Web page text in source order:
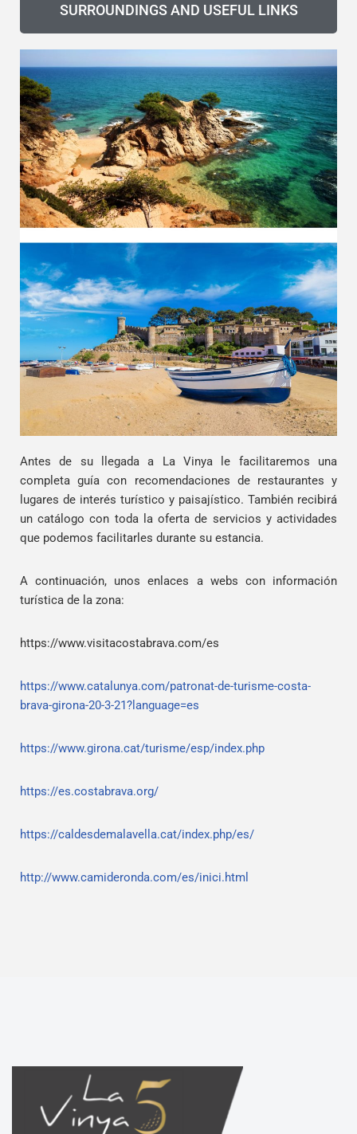
SURROUNDINGS AND USEFUL LINKS
Antes de su llegada a La Vinya le facilitaremos una
completa guía con recomendaciones de restaurantes y
lugares de interés turístico y paisajístico. También recibirá
un catálogo con toda la oferta de servicios y actividades
que podemos facilitarles durante su estancia.
A continuación, unos enlaces a webs con información
turística de la zona:
https://www.visitacostabrava.com/es
https://www.catalunya.com/patronat-de-turisme-costa-
brava-girona-20-3-21?language=es
https://www.girona.cat/turisme/esp/index.php
https://es.costabrava.org/
https://caldesdemalavella.cat/index.php/es/
http://www.camideronda.com/es/inici.html